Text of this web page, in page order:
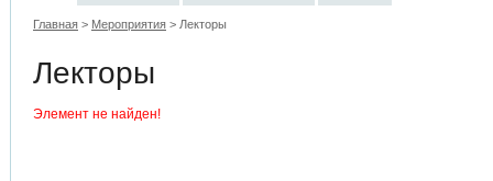
Главная > Мероприятия > Лекторы
Лекторы
Элемент не найден!